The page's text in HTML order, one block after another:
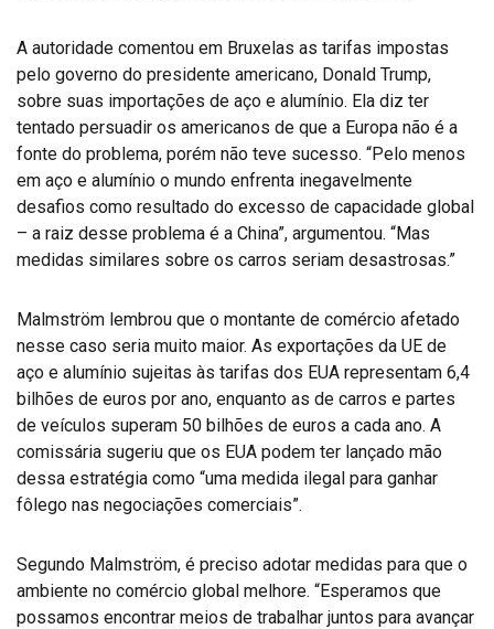
A autoridade comentou em Bruxelas as tarifas impostas
pelo governo do presidente americano, Donald Trump,
sobre suas importações de aço e alumínio. Ela diz ter
tentado persuadir os americanos de que a Europa não é a
fonte do problema, porém não teve sucesso. “Pelo menos
em aço e alumínio o mundo enfrenta inegavelmente
desafios como resultado do excesso de capacidade global
– a raiz desse problema é a China”, argumentou. “Mas
medidas similares sobre os carros seriam desastrosas.”
Malmström lembrou que o montante de comércio afetado
nesse caso seria muito maior. As exportações da UE de
aço e alumínio sujeitas às tarifas dos EUA representam 6,4
bilhões de euros por ano, enquanto as de carros e partes
de veículos superam 50 bilhões de euros a cada ano. A
comissária sugeriu que os EUA podem ter lançado mão
dessa estratégia como “uma medida ilegal para ganhar
fôlego nas negociações comerciais”.
Segundo Malmström, é preciso adotar medidas para que o
ambiente no comércio global melhore. “Esperamos que
possamos encontrar meios de trabalhar juntos para avançar